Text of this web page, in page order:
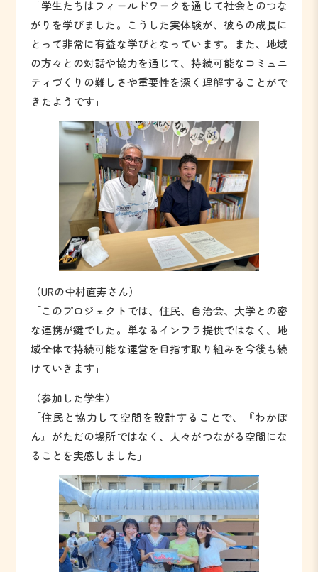
「学生たちはフィールドワークを通じて社会とのつな
がりを学びました。こうした実体験が、彼らの成長に
とって非常に有益な学びとなっています。また、地域
の方々との対話や協力を通じて、持続可能なコミュニ
ティづくりの難しさや重要性を深く理解することがで
きたようです」
（URの中村直寿さん）
「このプロジェクトでは、住民、自治会、大学との密
な連携が鍵でした。単なるインフラ提供ではなく、地
域全体で持続可能な運営を目指す取り組みを今後も続
けていきます」
（参加した学生）
「住民と協力して空間を設計することで、『わかぼ
ん』がただの場所ではなく、人々がつながる空間にな
ることを実感しました」